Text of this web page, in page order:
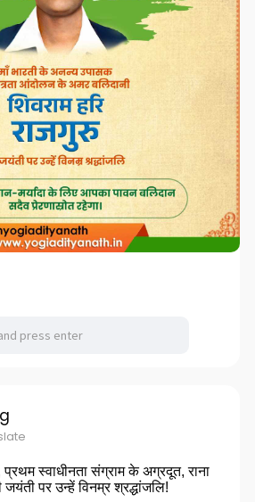
स्वाधीनता संग्राम के अग्रदूत, राना
पर उन्हें विनम्र श्रद्धांजलि!